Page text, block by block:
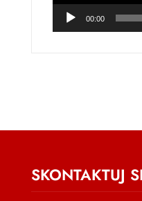
00:00
SKONTAKTUJ